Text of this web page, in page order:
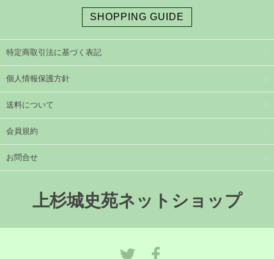
SHOPPING GUIDE
特定商取引法に基づく表記
個人情報保護方針
送料について
会員規約
お問合せ
上杉城史苑ネットショップ